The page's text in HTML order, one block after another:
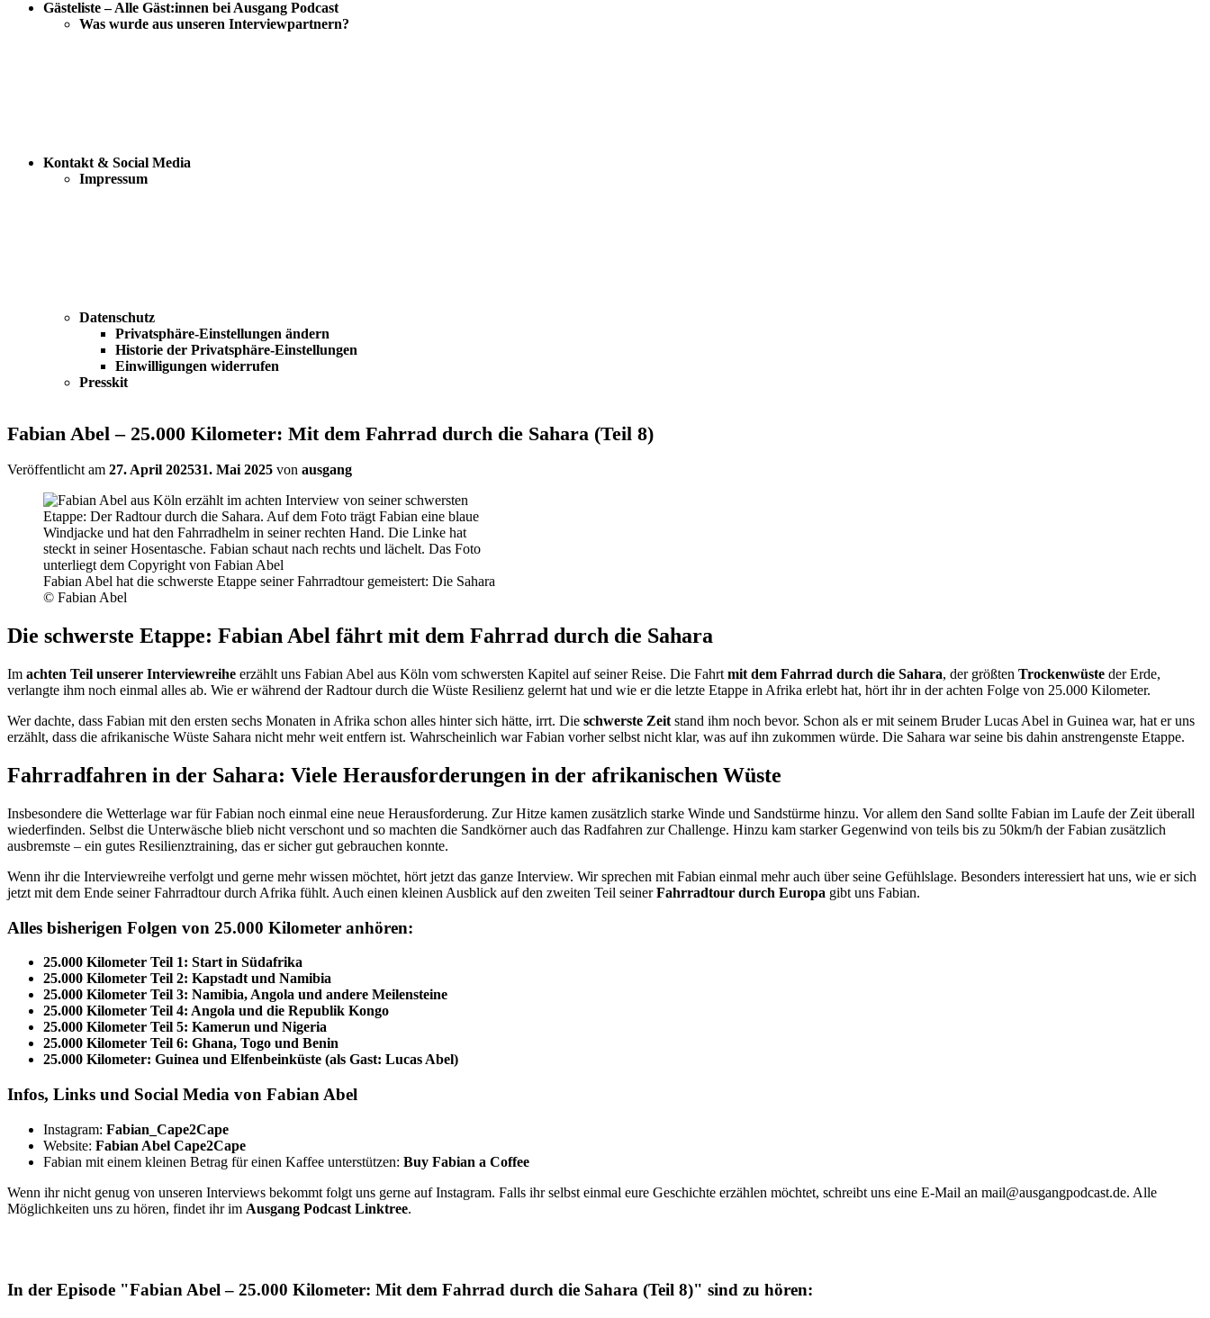
Gästeliste – Alle Gäst:innen bei Ausgang Podcast
Was wurde aus unseren Interviewpartnern?
Kontakt & Social Media
Impressum
Datenschutz
Privatsphäre-Einstellungen ändern
Historie der Privatsphäre-Einstellungen
Einwilligungen widerrufen
Presskit
Fabian Abel – 25.000 Kilometer: Mit dem Fahrrad durch die Sahara (Teil 8)
Veröffentlicht am 27. April 202531. Mai 2025 von ausgang
Fabian Abel hat die schwerste Etappe seiner Fahrradtour gemeistert: Die Sahara
© Fabian Abel
Die schwerste Etappe: Fabian Abel fährt mit dem Fahrrad durch die Sahara
Im achten Teil unserer Interviewreihe erzählt uns Fabian Abel aus Köln vom schwersten Kapitel auf seiner Reise. Die Fahrt mit dem Fahrrad durch die Sahara, der größten Trockenwüste der Erde,
verlangte ihm noch einmal alles ab. Wie er während der Radtour durch die Wüste Resilienz gelernt hat und wie er die letzte Etappe in Afrika erlebt hat, hört ihr in der achten Folge von 25.000 Kilometer.
Wer dachte, dass Fabian mit den ersten sechs Monaten in Afrika schon alles hinter sich hätte, irrt. Die schwerste Zeit stand ihm noch bevor. Schon als er mit seinem Bruder Lucas Abel in Guinea war, hat er uns
erzählt, dass die afrikanische Wüste Sahara nicht mehr weit entfern ist. Wahrscheinlich war Fabian vorher selbst nicht klar, was auf ihn zukommen würde. Die Sahara war seine bis dahin anstrengenste Etappe.
Fahrradfahren in der Sahara: Viele Herausforderungen in der afrikanischen Wüste
Insbesondere die Wetterlage war für Fabian noch einmal eine neue Herausforderung. Zur Hitze kamen zusätzlich starke Winde und Sandstürme hinzu. Vor allem den Sand sollte Fabian im Laufe der Zeit überall
wiederfinden. Selbst die Unterwäsche blieb nicht verschont und so machten die Sandkörner auch das Radfahren zur Challenge. Hinzu kam starker Gegenwind von teils bis zu 50km/h der Fabian zusätzlich
ausbremste – ein gutes Resilienztraining, das er sicher gut gebrauchen konnte.
Wenn ihr die Interviewreihe verfolgt und gerne mehr wissen möchtet, hört jetzt das ganze Interview. Wir sprechen mit Fabian einmal mehr auch über seine Gefühlslage. Besonders interessiert hat uns, wie er sich
jetzt mit dem Ende seiner Fahrradtour durch Afrika fühlt. Auch einen kleinen Ausblick auf den zweiten Teil seinerFahrradtour durch Europa gibt uns Fabian.
Alles bisherigen Folgen von 25.000 Kilometer anhören:
25.000 Kilometer Teil 1: Start in Südafrika
25.000 Kilometer Teil 2: Kapstadt und Namibia
25.000 Kilometer Teil 3: Namibia, Angola und andere Meilensteine
25.000 Kilometer Teil 4: Angola und die Republik Kongo
25.000 Kilometer Teil 5: Kamerun und Nigeria
25.000 Kilometer Teil 6: Ghana, Togo und Benin
25.000 Kilometer: Guinea und Elfenbeinküste (als Gast: Lucas Abel)
Infos, Links und Social Media von Fabian Abel
Instagram: Fabian_Cape2Cape
Website: Fabian Abel Cape2Cape
Fabian mit einem kleinen Betrag für einen Kaffee unterstützen: Buy Fabian a Coffee
Wenn ihr nicht genug von unseren Interviews bekommt folgt uns gerne auf Instagram. Falls ihr selbst einmal eure Geschichte erzählen möchtet, schreibt uns eine E-Mail an mail@ausgangpodcast.de. Alle
Möglichkeiten uns zu hören, findet ihr im Ausgang Podcast Linktree.
In der Episode "Fabian Abel – 25.000 Kilometer: Mit dem Fahrrad durch die Sahara (Teil 8)" sind zu hören: